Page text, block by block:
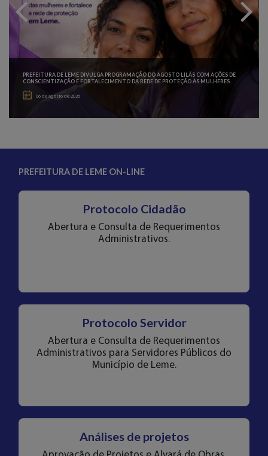
PREFEITURA DE LEME DIVULGA PROGRAMAÇÃO DO AGOSTO LILÁS COM AÇÕES DE
CONSCIENTIZAÇÃO E FORTALECIMENTO DA REDE DE PROTEÇÃO ÀS MULHERES
06 de agosto de 2026
PREFEITURA DE LEME ON-LINE
Protocolo Cidadão
Abertura e Consulta de Requerimentos
Administrativos.
Protocolo Servidor
Abertura e Consulta de Requerimentos
Administrativos para Servidores Públicos do
Município de Leme.
Análises de projetos